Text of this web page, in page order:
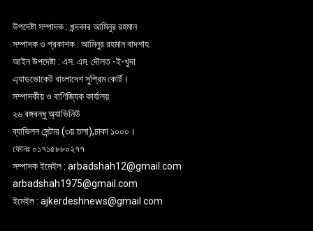
উপদেষ্টা সম্পাদক : খন্দকার আমিনুর রহমান
সম্পাদক ও প্রকাশক : আমিনুর রহমান বাদশাহ
আইন উপদেষ্টা : এস. এম. দৌলত -ই-খুদা
এ্যাডভোকেট বাংলাদেশ সুপ্রিম কোর্ট।
সম্পাদকীয় ও বাণিজ্যিক কার্যালয়
২৬ বঙ্গবন্ধু অ্যাভিনিউ
ব্যাভিলন সেন্টার (৩য় তলা),ঢাকা ১০০০।
ফোনঃ ০১৭১৫৮৮০২৭৭
সম্পাদক ইমেইল : arbadshah12@gmail.com
arbadshah1975@gmail.com
ইমেইল : ajkerdeshnews@gmail.com